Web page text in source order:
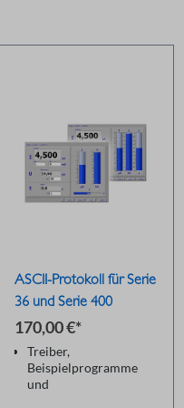
ASCII-Protokoll für Serie
36 und Serie 400
170,00 €*
Treiber,
Beispielprogramme
und